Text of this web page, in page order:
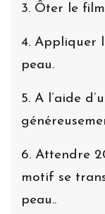
3. Ôter le
4. Appliquer
peau.
5. A l’aide
6. Attendre
motif se
peau..